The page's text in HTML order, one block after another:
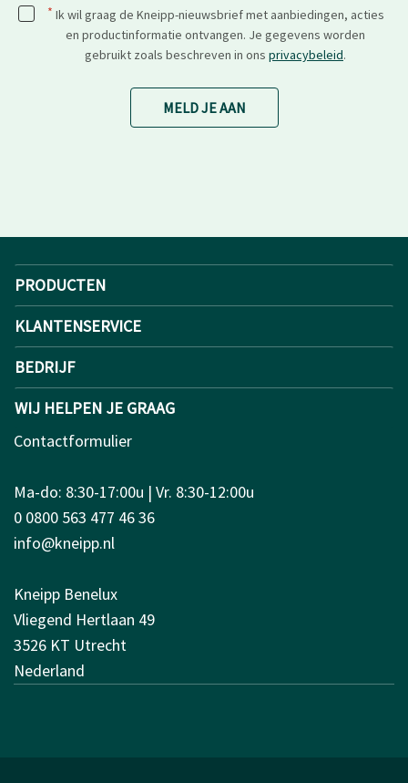
* Ik wil graag de Kneipp-nieuwsbrief met aanbiedingen, acties
en productinformatie ontvangen. Je gegevens worden
gebruikt zoals beschreven in ons privacybeleid.
MELD JE AAN
PRODUCTEN
KLANTENSERVICE
BEDRIJF
WIJ HELPEN JE GRAAG
Contactformulier
Ma-do: 8:30-17:00u | Vr. 8:30-12:00u
0 0800 563 477 46 36
info@kneipp.nl
Kneipp Benelux
Vliegend Hertlaan 49
3526 KT Utrecht
Nederland